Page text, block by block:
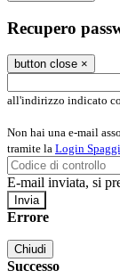
Recupero
button close ×
all'indirizzo indicato
Non hai una e-mail
tramite la Login
E-mail inviata, si
Errore
Chiudi
Successo